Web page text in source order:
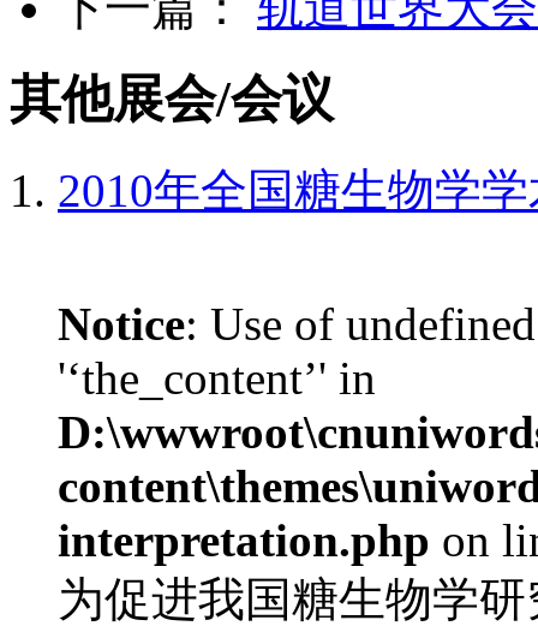
其他展会/会议
2010年全国糖生物学
Notice: Use of
'‘the_content’' in
interpretation.php on
为促进我国糖生物学